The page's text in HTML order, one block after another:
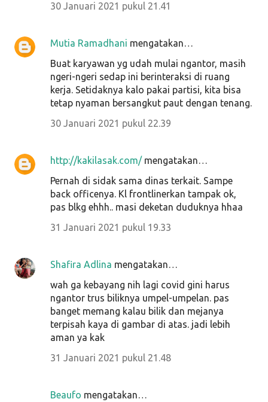
30 Januari 2021 pukul 21.41
Mutia Ramadhani mengatakan…
Buat karyawan yg udah mulai ngantor, masih
ngeri-ngeri sedap ini berinteraksi di ruang
kerja. Setidaknya kalo pakai partisi, kita bisa
tetap nyaman bersangkut paut dengan tenang.
30 Januari 2021 pukul 22.39
http://kakilasak.com/mengatakan…
Pernah di sidak sama dinas terkait. Sampe
back officenya. Kl frontlinerkan tampak ok,
pas blkg ehhh.. masi deketan duduknya hhaa
31 Januari 2021 pukul 19.33
Shafira Adlina mengatakan…
wah ga kebayang nih lagi covid gini harus
ngantor trus biliknya umpel-umpelan. pas
banget memang kalau bilik dan mejanya
terpisah kaya di gambar di atas. jadi lebih
aman ya kak
31 Januari 2021 pukul 21.48
Beaufo mengatakan…